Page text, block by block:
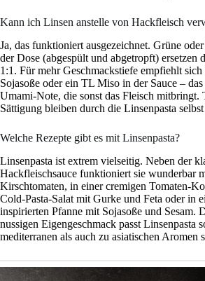
Kann ich Linsen anstelle von Hackfleisch
Ja, das funktioniert ausgezeichnet. Grüne
der Dose (abgespült und abgetropft) ersetzen
1:1. Für mehr Geschmackstiefe empfiehlt sich
Sojasoße oder ein TL Miso in der Sauce –
Umami-Note, die sonst das Fleisch mitbringt.
Sättigung bleiben durch die Linsenpasta
Welche Rezepte gibt es mit Linsenpasta?
Linsenpasta ist extrem vielseitig. Neben der
Hackfleischsauce funktioniert sie wunderbar
Kirschtomaten, in einer cremigen Tomaten-
Cold-Pasta-Salat mit Gurke und Feta oder in
inspirierten Pfanne mit Sojasoße und Sesam.
nussigen Eigengeschmack passt Linsenpasta
mediterranen als auch zu asiatischen Aromen